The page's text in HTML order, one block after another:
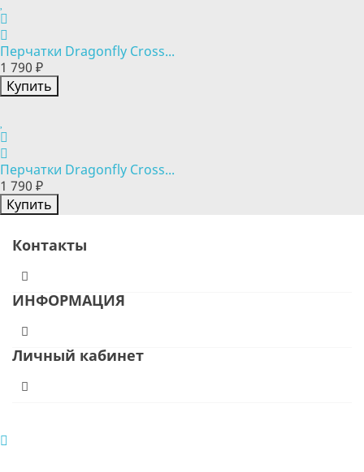
Перчатки Dragonfly Cross...
1 790 ₽
Купить
Перчатки Dragonfly Cross...
1 790 ₽
Купить
Контакты
ИНФОРМАЦИЯ
Личный кабинет